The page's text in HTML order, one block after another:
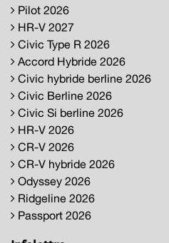
Pilot 2026
HR-V 2027
Civic Type R 2026
Accord Hybride 2026
Civic hybride berline 2026
Civic Berline 2026
Civic Si berline 2026
HR-V 2026
CR-V 2026
CR-V hybride 2026
Odyssey 2026
Ridgeline 2026
Passport 2026